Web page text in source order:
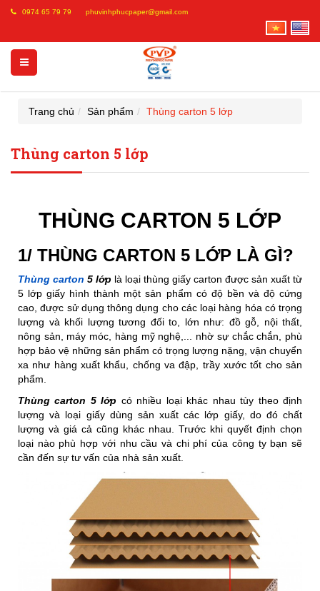
0974 65 79 79 phuvinhphucpaper@gmail.com
Trang chủ Sản phẩm Thùng carton 5 lớp
Thùng carton 5 lớp
THÙNG CARTON 5 LỚP
1/ THÙNG CARTON 5 LỚP LÀ GÌ?
Thùng carton 5 lớp là loại thùng giấy carton được sản xuất từ
5 lớp giấy hình thành một sản phẩm có độ bền và độ cứng
cao, được sử dụng thông dụng cho các loại hàng hóa có trọng
lượng và khối lượng tương đối to, lớn như: đồ gỗ, nội thất,
nông sản, máy móc, hàng mỹ nghệ,... nhờ sự chắc chắn, phù
hợp bảo vệ những sản phẩm có trọng lượng nặng, vận chuyển
xa như hàng xuất khẩu, chống va đập, trầy xước tốt cho sản
phẩm.
Thùng carton 5 lớp có nhiều loại khác nhau tùy theo định
lượng và loại giấy dùng sản xuất các lớp giấy, do đó chất
lượng và giá cả cũng khác nhau. Trước khi quyết định chọn
loại nào phù hợp với nhu cầu và chi phí của công ty bạn sẽ
cần đến sự tư vấn của nhà sản xuất.